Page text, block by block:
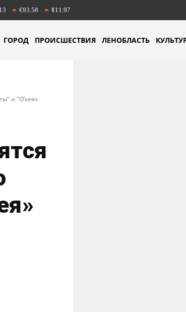
€93.58 ¥11.97
ГОРОД ПРОИСШЕСТВИЯ ЛЕНОБЛАСТЬ
и "О’кея»